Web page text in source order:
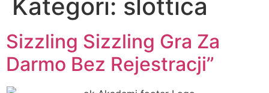
Kategori: slottica
Sizzling Sizzling Gra Za
Darmo Bez Rejestracji”